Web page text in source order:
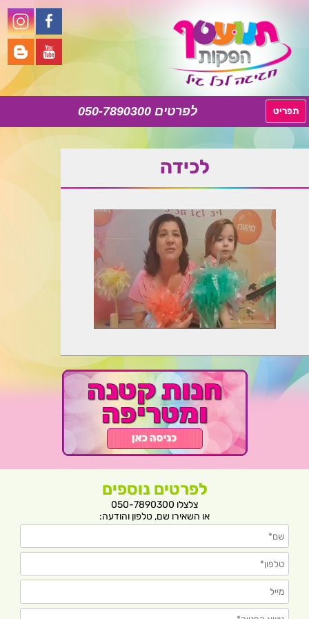
050-7890300 תפריט
לתוכן
‏‏לכידה
לפרטים נוספים
צלצלו 050-7890300
או השאירו שם, טלפון והודעה: